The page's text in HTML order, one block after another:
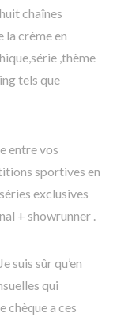
chaînes
la crème en
,thème
tels que
entre vos
sportives en
exclusives
+ showrunner .
suis sûr qu’en
qui
chèque a ces